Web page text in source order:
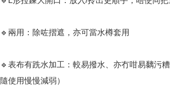
🔹兩用：除咗摺遮，亦可當水樽套用
🔹表布有跣水加工：較易撥水、亦冇咁易黐污
隨使用慢慢減弱）